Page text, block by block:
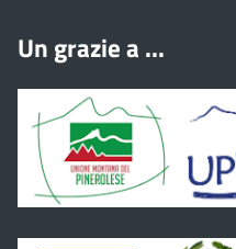
Un grazie a ...